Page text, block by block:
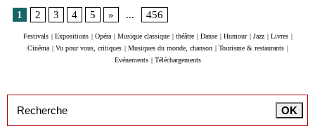
1
2 3 4 5 » ... 456
Festivals | Expositions | Opéra | Musique classique | théâtre | Danse | Humour | Jazz | Livres |
Cinéma | Vu pour vous, critiques | Musiques du monde, chanson | Tourisme & restaurants |
Evénements | Téléchargements